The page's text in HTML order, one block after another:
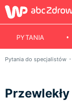
PYTANIA
Pytania do specjalistów